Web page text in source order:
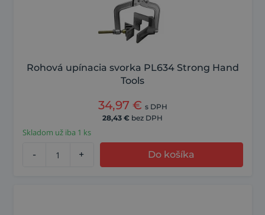
Rohová upínacia svorka PL634 Strong Hand
Tools
34,97 € s DPH
28,43 € bez DPH
Skladom už iba 1 ks
- + Do košíka